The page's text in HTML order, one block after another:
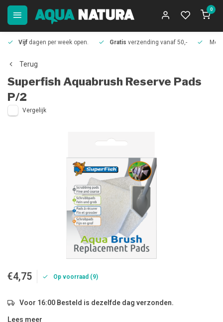
0
Vijf dagen per week open. Gratis verzending vanaf 50,-
Terug
Superfish Aquabrush Reserve Pads
P/2
Vergelijk
€4,75 Op voorraad (9)
Voor 16:00 Besteld is dezelfde dag verzonden.
Lees meer